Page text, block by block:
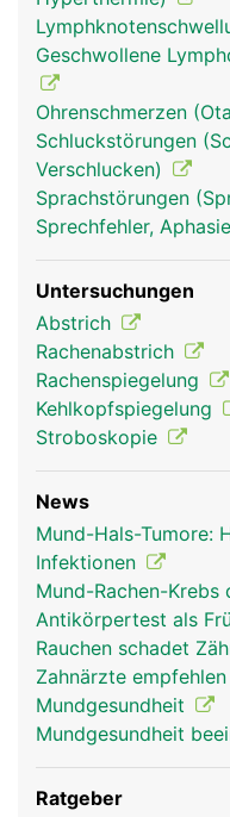
Geschwollene
Ohrenschmerzen
Schluckstörungen
Verschlucken)
Sprachstörungen
Sprechfehler,
Untersuchungen
Abstrich
Rachenabstrich
Rachenspiegelung
Kehlkopfspiegelung
Stroboskopie
News
Mund-Hals-Tumore:
Infektionen
Mund-Rachen-
Antikörpertest als
Rauchen schadet
Zahnärzte
Mundgesundheit
Mundgesundheit
Ratgeber